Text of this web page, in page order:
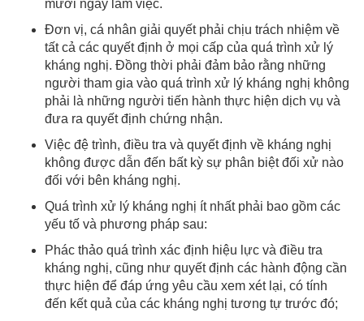
mười ngày làm việc.
Đơn vị, cá nhân giải quyết phải chịu trách nhiệm về
tất cả các quyết định ở mọi cấp của quá trình xử lý
kháng nghị. Đồng thời phải đảm bảo rằng những
người tham gia vào quá trình xử lý kháng nghị không
phải là những người tiến hành thực hiện dịch vụ và
đưa ra quyết định chứng nhận.
Việc đệ trình, điều tra và quyết định về kháng nghị
không được dẫn đến bất kỳ sự phân biệt đối xử nào
đối với bên kháng nghị.
Quá trình xử lý kháng nghị ít nhất phải bao gồm các
yếu tố và phương pháp sau:
Phác thảo quá trình xác định hiệu lực và điều tra
kháng nghị, cũng như quyết định các hành động cần
thực hiện để đáp ứng yêu cầu xem xét lại, có tính
đến kết quả của các kháng nghị tương tự trước đó;